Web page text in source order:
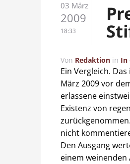
03 März
2009
18:33
Von Redaktion in In
Ein Vergleich.
März 2009 vor
erlassene
Existenz von
nicht
Den Ausgang
einem weinenden